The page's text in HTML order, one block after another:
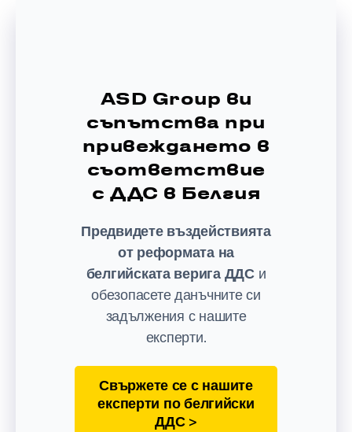
ASD Group ви
съпътства при
привеждането в
съответствие
с ДДС в Белгия
Предвидете въздействията
от реформата на
белгийската верига ДДСи
обезопасете данъчните си
задължения с нашите
експерти.
Свържете се с нашите
експерти по белгийски
ДДС >